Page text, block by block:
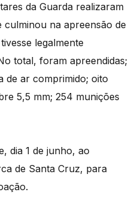
da Guarda realizaram
culminou na apreensão de
legalmente
total, foram apreendidas;
de ar comprimido; oito
5,5 mm; 254 munições
dia 1 de junho, ao
de Santa Cruz, para